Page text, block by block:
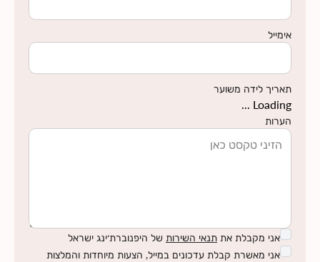
אימייל
תאריך לידה משוער
Loading ...
הערות
אני מקבלת את תנאי השירות של היפנוברת׳ינג ישראל
אני מאשרת קבלת עדכונים במייל, הצעות מיוחדות והמלצות